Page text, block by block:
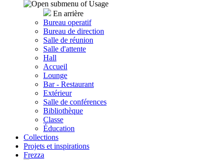
En arrière
Bureau operatif
Bureau de direction
Salle de réunion
Salle d'attente
Hall
Accueil
Lounge
Bar - Restaurant
Extérieur
Salle de conférences
Bibliothèque
Classe
Éducation
Collections
Projets et inspirations
Frezza